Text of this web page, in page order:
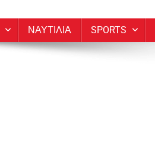
ΝΑΥΤΙΛΙΑ SPORTS